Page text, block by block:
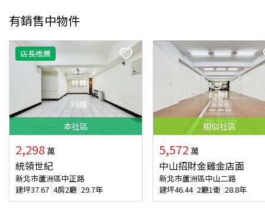
有銷售中物件
店長推薦
本社區
2,298 萬
統領世紀
新北市蘆洲區中正路
建坪37.67 4房2廳 29.7年
相似社區
5,572 萬
中山招財金雞金店面
新北市蘆洲區中山二路
建坪46.44 2廳1衛 28.8年